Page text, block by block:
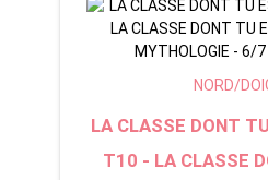
NORD/
LA CLASSE DONT
T10 - LA CLASSE